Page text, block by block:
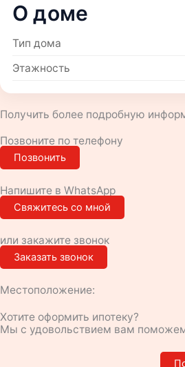
О доме
Тип дома
Этажность
Получить более подробную
Позвоните по телефону
Позвонить
Напишите в WhatsApp
Свяжитесь со мной
или закажите звонок
Заказать звонок
Местоположение:
Хотите оформить ипотеку?
Мы с удовольствием вам